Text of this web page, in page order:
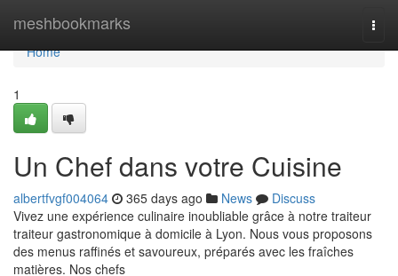
meshbookmarks
Home
Home
1
Un Chef dans votre Cuisine
albertfvgf004064 365 days ago News
Discuss
Vivez une expérience culinaire inoubliable grâce à notre traiteur
traiteur gastronomique à domicile à Lyon. Nous vous proposons
des menus raffinés et savoureux, préparés avec les fraîches
matières. Nos chefs